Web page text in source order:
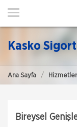
ANA SAYFA
POLIÇE HATIRLAT
ŞUBELERIMIZ
Kasko
Ana Sayfa
Bireysel